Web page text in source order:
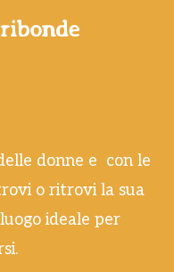
donne e con le
o ritrovi la sua
ideale per